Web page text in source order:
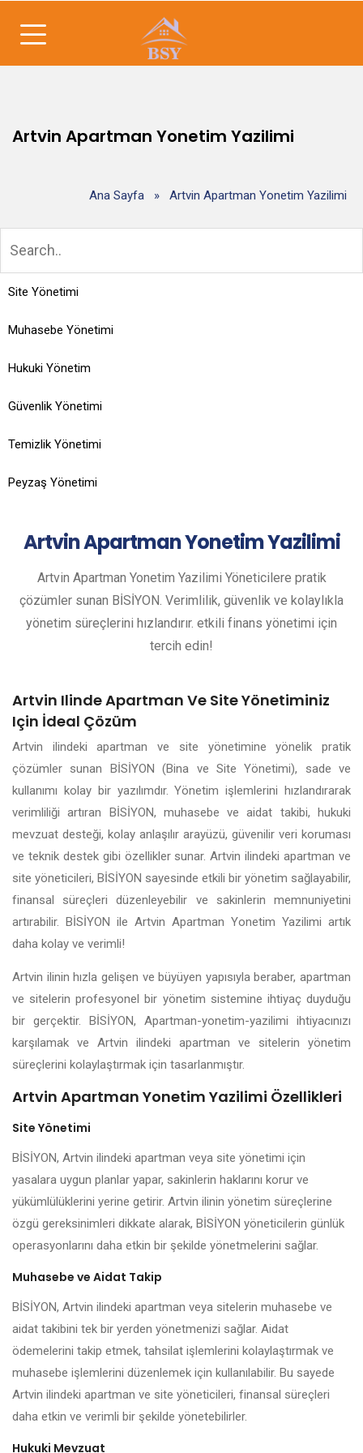
Artvin Apartman Yonetim Yazilimi
Ana Sayfa » Artvin Apartman Yonetim Yazilimi
Site Yönetimi
Muhasebe Yönetimi
Hukuki Yönetim
Güvenlik Yönetimi
Temizlik Yönetimi
Peyzaş Yönetimi
ArtvinApartman Yonetim Yazilimi
Artvin Apartman Yonetim Yazilimi Yöneticilere pratik
çözümler sunan BİSİYON. Verimlilik, güvenlik ve kolaylıkla
yönetim süreçlerini hızlandırır. etkili finans yönetimi için
tercih edin!
Artvin Ilinde Apartman Ve Site Yönetiminiz
Için İdeal Çözüm
Artvin ilindeki apartman ve site yönetimine yönelik pratik
çözümler sunan BİSİYON (Bina ve Site Yönetimi), sade ve
kullanımı kolay bir yazılımdır. Yönetim işlemlerini hızlandırarak
verimliliği artıran BİSİYON, muhasebe ve aidat takibi, hukuki
mevzuat desteği, kolay anlaşılır arayüzü, güvenilir veri koruması
ve teknik destek gibi özellikler sunar. Artvin ilindeki apartman ve
site yöneticileri, BİSİYON sayesinde etkili bir yönetim sağlayabilir,
finansal süreçleri düzenleyebilir ve sakinlerin memnuniyetini
artırabilir. BİSİYON ile Artvin Apartman Yonetim Yazilimi artık
daha kolay ve verimli!
Artvin ilinin hızla gelişen ve büyüyen yapısıyla beraber, apartman
ve sitelerin profesyonel bir yönetim sistemine ihtiyaç duyduğu
bir gerçektir. BİSİYON, Apartman-yonetim-yazilimi ihtiyacınızı
karşılamak ve Artvin ilindeki apartman ve sitelerin yönetim
süreçlerini kolaylaştırmak için tasarlanmıştır.
Artvin Apartman Yonetim Yazilimi Özellikleri
Site Yönetimi
BİSİYON, Artvin ilindeki apartman veya site yönetimi için
yasalara uygun planlar yapar, sakinlerin haklarını korur ve
yükümlülüklerini yerine getirir. Artvin ilinin yönetim süreçlerine
özgü gereksinimleri dikkate alarak, BİSİYON yöneticilerin günlük
operasyonlarını daha etkin bir şekilde yönetmelerini sağlar.
Muhasebe ve Aidat Takip
BİSİYON, Artvin ilindeki apartman veya sitelerin muhasebe ve
aidat takibini tek bir yerden yönetmenizi sağlar. Aidat
ödemelerini takip etmek, tahsilat işlemlerini kolaylaştırmak ve
muhasebe işlemlerini düzenlemek için kullanılabilir. Bu sayede
Artvin ilindeki apartman ve site yöneticileri, finansal süreçleri
daha etkin ve verimli bir şekilde yönetebilirler.
Hukuki Mevzuat